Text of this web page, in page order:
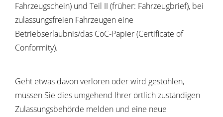
Fahrzeugschein) und Teil II (früher: Fahrzeugbrief), bei
zulassungsfreien Fahrzeugen eine
Betriebserlaubnis/das CoC-Papier (Certificate of
Conformity).
Geht etwas davon verloren oder wird gestohlen,
müssen Sie dies umgehend Ihrer örtlich zuständigen
Zulassungsbehörde melden und eine neue